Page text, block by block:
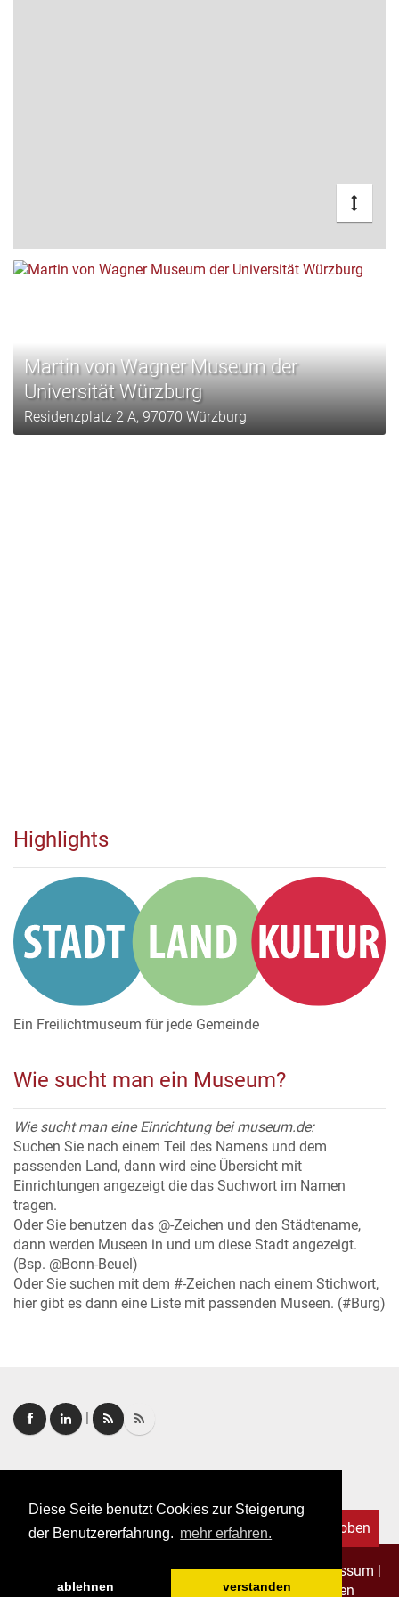
Diese Seite benutzt Cookies zur Steigerung
der Benutzererfahrung. mehr erfahren.
ablehnen verstanden
Martin von Wagner Museum der
Universität Würzburg
Residenzplatz 2 A, 97070 Würzburg
Highlights
Ein Freilichtmuseum für jede Gemeinde
Wie sucht man ein Museum?
Wie sucht man eine Einrichtung bei museum.de:
Suchen Sie nach einem Teil des Namens und dem
passenden Land, dann wird eine Übersicht mit
Einrichtungen angezeigt die das Suchwort im Namen
tragen.
Oder Sie benutzen das @-Zeichen und den Städtename,
dann werden Museen in und um diese Stadt angezeigt.
(Bsp. @Bonn-Beuel)
Oder Sie suchen mit dem #-Zeichen nach einem Stichwort,
hier gibt es dann eine Liste mit passenden Museen. (#Burg)
Copyright © 2026. Alle Rechte vorbehalten.–Impressum
Datenschutz
Allgemeine Geschäftsbedingungen
Nach oben